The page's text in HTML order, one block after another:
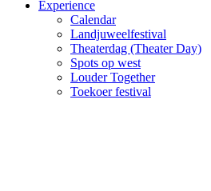
Experience
Calendar
Landjuweelfestival
Theaterdag (Theater Day)
Spots op west
Louder Together
Toekoer festival